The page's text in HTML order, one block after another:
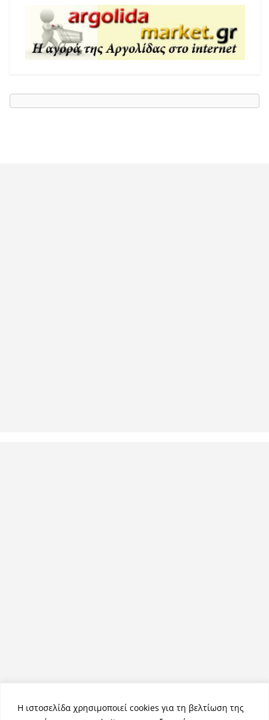
Η ιστοσελίδα χρησιμοποιεί cookies για τη βελτίωση της